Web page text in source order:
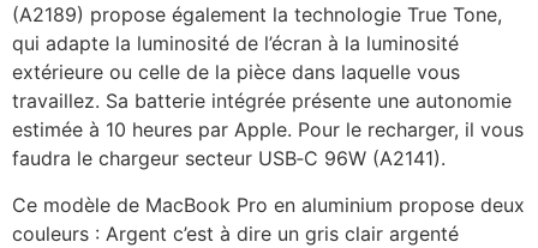
(A2189) propose également la technologie True Tone,
qui adapte la luminosité de l’écran à la luminosité
extérieure ou celle de la pièce dans laquelle vous
travaillez. Sa batterie intégrée présente une autonomie
estimée à 10 heures par Apple. Pour le recharger, il vous
faudra le chargeur secteur USB‑C 96W (A2141).
Ce modèle de MacBook Pro en aluminium propose deux
couleurs : Argent c’est à dire un gris clair argenté